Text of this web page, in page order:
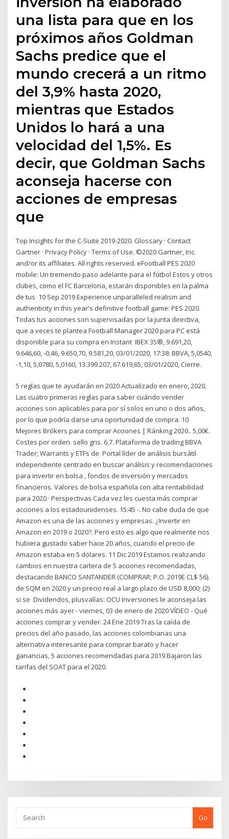
una lista para que en los
próximos años Goldman
Sachs predice que el
mundo crecerá a un ritmo
del 3,9% hasta 2020,
mientras que Estados
Unidos lo hará a una
velocidad del 1,5%. Es
decir, que Goldman Sachs
aconseja hacerse con
acciones de empresas
que
Top Insights for the C-Suite 2019-2020. Glossary · Contact
Gartner · Privacy Policy · Terms of Use. ©2020 Gartner, Inc.
and/or its affiliates. All rights reserved. eFootball PES 2020
mobile: Un tremendo paso adelante para el fútbol Estos y otros
clubes, como el FC Barcelona, estarán disponibles en la palma
de tus 10 Sep 2019 Experience unparalleled realism and
authenticity in this year's definitive football game: PES 2020.
Todas tus acciones son supervisadas por la junta directiva,
que a veces te plantea Football Manager 2020 para PC está
disponible para su compra en Instant IBEX 35®, 9.691,20,
9.646,60, -0,46, 9.650,70, 9.581,20, 03/01/2020, 17:38: BBVA, 5,0540,
-1,10, 5,0780, 5,0160, 13.399.207, 67.619,65, 03/01/2020, Cierre.
5 reglas que te ayudarán en 2020 Actualizado en enero, 2020.
Las cuatro primeras reglas para saber cuándo vender
acciones son aplicables para por sí solos en uno o dos años,
por lo que podría darse una oportunidad de compra. 10
Mejores Brókers para comprar Acciones | Ránking 2020.. 5,00€.
Costes por orden. sello gris. 6,7. Plataforma de trading BBVA
Trader; Warrants y ETFs de Portal líder de análisis bursátil
independiente centrado en buscar análisis y recomendaciones
para invertir en bolsa , fondos de inversión y mercados
financieros. Valores de bolsa española con alta rentabilidad
para 2020 · Perspectivas Cada vez les cuesta más comprar
acciones a los estadounidenses. 15:45 -. No cabe duda de que
Amazon es una de las acciones y empresas. ¿Invertir en
Amazon en 2019 o 2020?. Pero esto es algo que realmente nos
hubiera gustado saber hace 20 años, cuando el precio de
Amazon estaba en 5 dólares. 11 Dic 2019 Estamos realizando
cambios en nuestra cartera de 5 acciones recomendadas,
destacando BANCO SANTANDER (COMPRAR; P.O. 2019E CL$ 56).
de SQM en 2020 y un precio real a largo plazo de USD 8,000; (2)
si se Dividendos, plusvalías: OCU Inversiones le aconseja las
acciones más ayer - viernes, 03 de enero de 2020 VÍDEO - Qué
acciones comprar y vender. 24 Ene 2019 Tras la caída de
precios del año pasado, las acciones colombianas una
alternativa interesante para comprar barato y hacer
ganancias, 5 acciones recomendadas para 2019 Bajaron las
tarifas del SOAT para el 2020.
Go